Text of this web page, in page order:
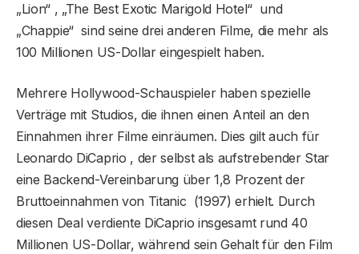
„Lion“ , „The Best Exotic Marigold Hotel“ und
„Chappie“ sind seine drei anderen Filme, die mehr als
100 Millionen US-Dollar eingespielt haben.
Mehrere Hollywood-Schauspieler haben spezielle
Verträge mit Studios, die ihnen einen Anteil an den
Einnahmen ihrer Filme einräumen. Dies gilt auch für
Leonardo DiCaprio , der selbst als aufstrebender Star
eine Backend-Vereinbarung über 1,8 Prozent der
Bruttoeinnahmen von Titanic (1997) erhielt. Durch
diesen Deal verdiente DiCaprio insgesamt rund 40
Millionen US-Dollar, während sein Gehalt für den Film